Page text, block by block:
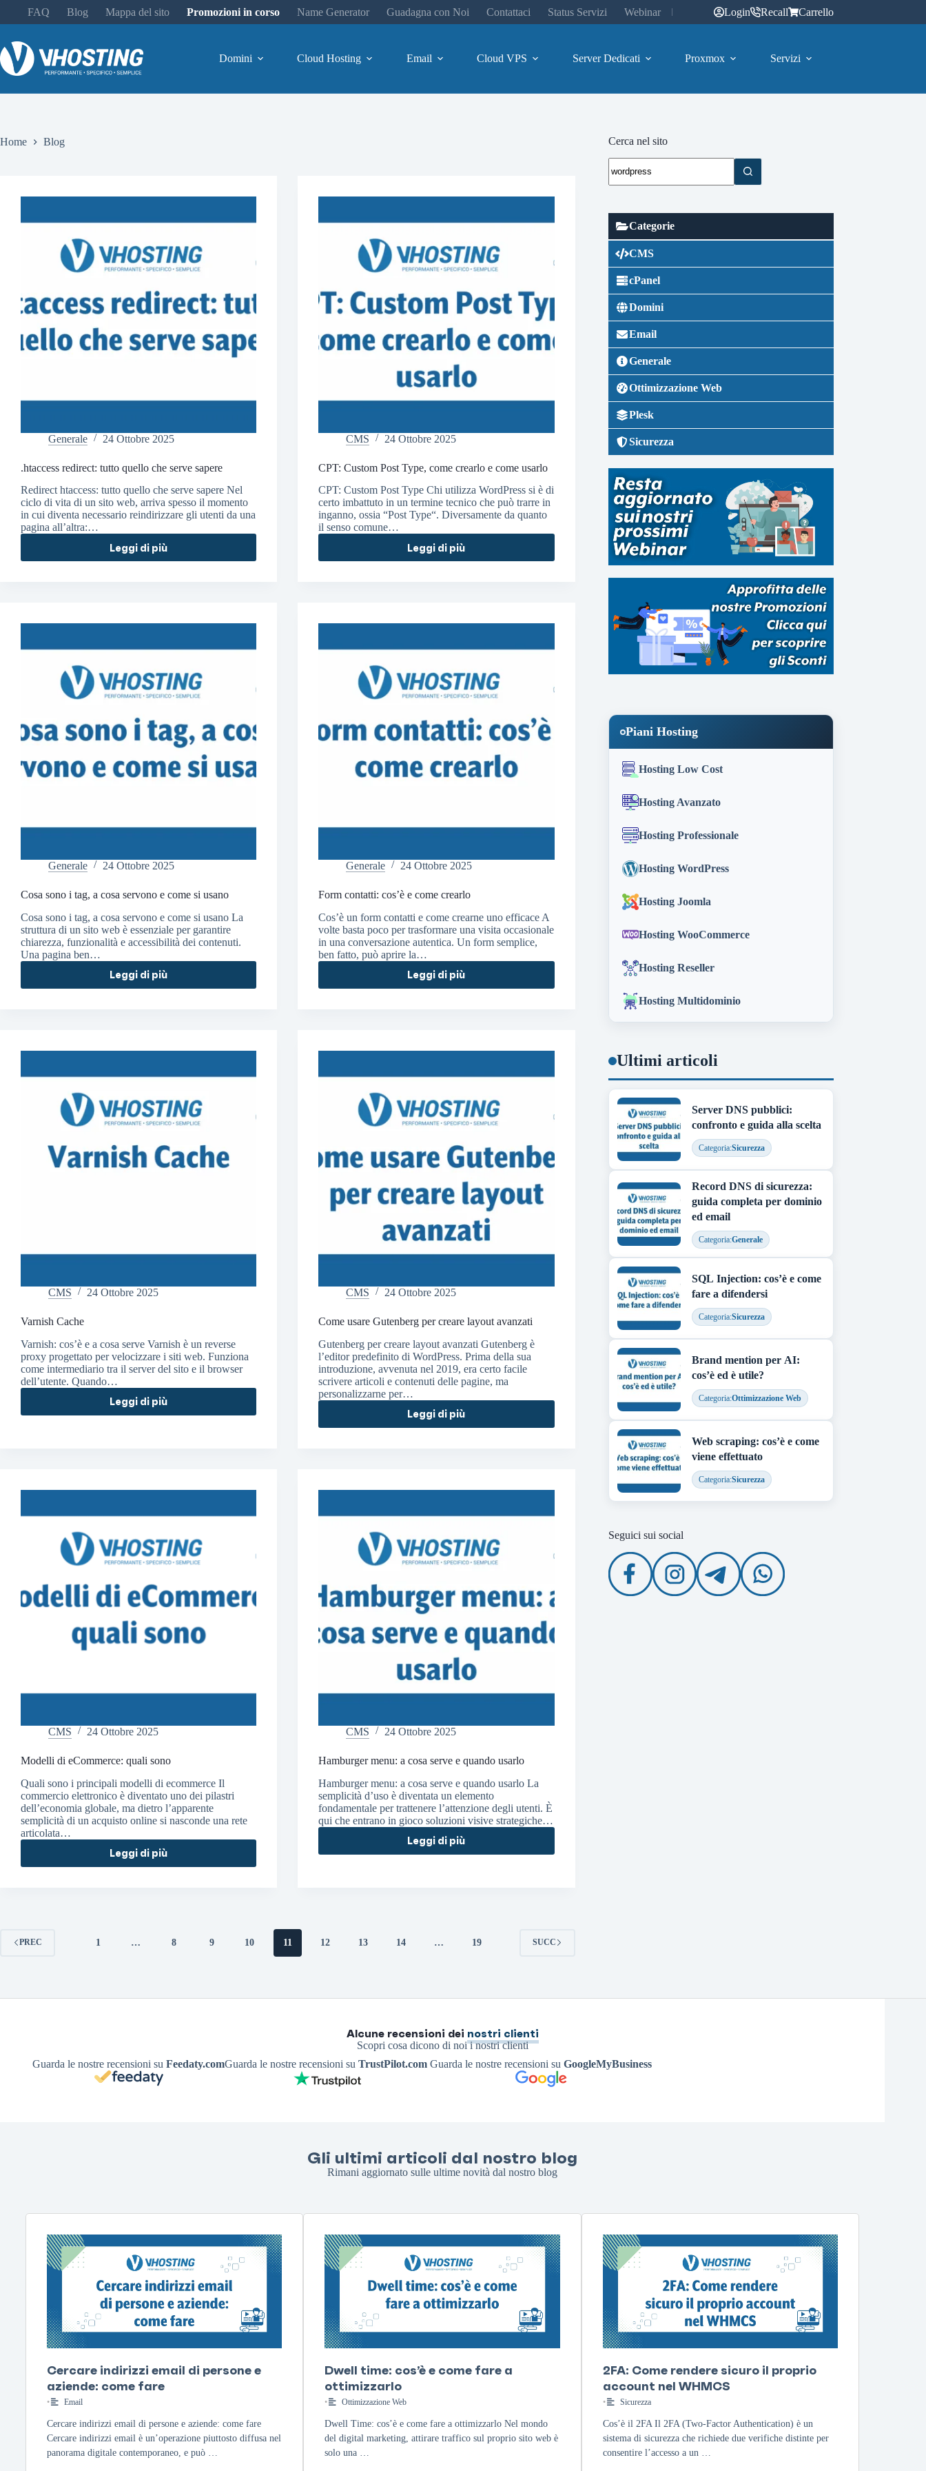
FAQ Blog Mappa del sito Promozioni in corso Name Generator Guadagna con Noi Contattaci Status Servizi Webinar Login Recall Carrello
Domini Cloud Hosting Email Cloud VPS Server Dedicati Proxmox Servizi
Home Blog
Generale 24 Ottobre 2025
.htaccess redirect: tutto quello che serve sapere
Redirect htaccess: tutto quello che serve sapere Nel
ciclo di vita di un sito web, arriva spesso il momento
in cui diventa necessario reindirizzare gli utenti da una
pagina all’altra:…
Leggi di più
CMS 24 Ottobre 2025
CPT: Custom Post Type, come crearlo e come usarlo
CPT: Custom Post Type Chi utilizza WordPress si è di
certo imbattuto in un termine tecnico che può trarre in
inganno, ossia “Post Type“. Diversamente da quanto
il senso comune…
Leggi di più
Generale 24 Ottobre 2025
Cosa sono i tag, a cosa servono e come si usano
Cosa sono i tag, a cosa servono e come si usano La
struttura di un sito web è essenziale per garantire
chiarezza, funzionalità e accessibilità dei contenuti.
Una pagina ben…
Leggi di più
Generale 24 Ottobre 2025
Form contatti: cos’è e come crearlo
Cos’è un form contatti e come crearne uno efficace A
volte basta poco per trasformare una visita occasionale
in una conversazione autentica. Un form semplice,
ben fatto, può aprire la…
Leggi di più
CMS 24 Ottobre 2025
Varnish Cache
Varnish: cos’è e a cosa serve Varnish è un reverse
proxy progettato per velocizzare i siti web. Funziona
come intermediario tra il server del sito e il browser
dell’utente. Quando…
Leggi di più
CMS 24 Ottobre 2025
Come usare Gutenberg per creare layout avanzati
Gutenberg per creare layout avanzati Gutenberg è
l’editor predefinito di WordPress. Prima della sua
introduzione, avvenuta nel 2019, era certo facile
scrivere articoli e contenuti delle pagine, ma
personalizzarne per…
Leggi di più
CMS 24 Ottobre 2025
Modelli di eCommerce: quali sono
Quali sono i principali modelli di ecommerce Il
commercio elettronico è diventato uno dei pilastri
dell’economia globale, ma dietro l’apparente
semplicità di un acquisto online si nasconde una rete
articolata…
Leggi di più
CMS 24 Ottobre 2025
Hamburger menu: a cosa serve e quando usarlo
Hamburger menu: a cosa serve e quando usarlo La
semplicità d’uso è diventata un elemento
fondamentale per trattenere l’attenzione degli utenti. È
qui che entrano in gioco soluzioni visive strategiche…
Leggi di più
PREC 1 … 8 9 10 11 12 13 14 … 19 SUCC
Cerca nel sito
Categorie
CMS
cPanel
Domini
Email
Generale
Ottimizzazione Web
Plesk
Sicurezza
Piani Hosting
Hosting Low Cost
Hosting Avanzato
Hosting Professionale
Hosting WordPress
Hosting Joomla
Hosting WooCommerce
Hosting Reseller
Hosting Multidominio
Ultimi articoli
Server DNS pubblici:
confronto e guida alla scelta
Categoria:Sicurezza
Record DNS di sicurezza:
guida completa per dominio
ed email
Categoria:Generale
SQL Injection: cos’è e come
fare a difendersi
Categoria:Sicurezza
Brand mention per AI:
cos’è ed è utile?
Categoria:Ottimizzazione Web
Web scraping: cos’è e come
viene effettuato
Categoria:Sicurezza
Seguici sui social
Alcune recensioni dei nostri clienti
Scopri cosa dicono di noi i nostri clienti
Guarda le nostre recensioni suFeedaty.comGuarda le nostre recensioni suTrustPilot.com Guarda le nostre recensioni suGoogleMyBusiness
Gli ultimi articoli dal nostro blog
Rimani aggiornato sulle ultime novità dal nostro blog
Cercare indirizzi email di persone e
aziende: come fare
• Email
Cercare indirizzi email di persone e aziende: come fare
Cercare indirizzi email è un’operazione piuttosto diffusa nel
panorama digitale contemporaneo, e può …
Dwell time: cos’è e come fare a
ottimizzarlo
• Ottimizzazione Web
Dwell Time: cos’è e come fare a ottimizzarlo Nel mondo
del digital marketing, attirare traffico sul proprio sito web è
solo una …
2FA: Come rendere sicuro il proprio
account nel WHMCS
• Sicurezza
Cos’è il 2FA Il 2FA (Two-Factor Authentication) è un
sistema di sicurezza che richiede due verifiche distinte per
consentire l’accesso a un …